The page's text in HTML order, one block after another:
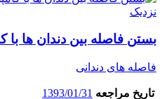
نزدیک
بستن فاصله بین دندان ها با
فاصله های دندانی
تاریخ مراجعه 1393/01/31